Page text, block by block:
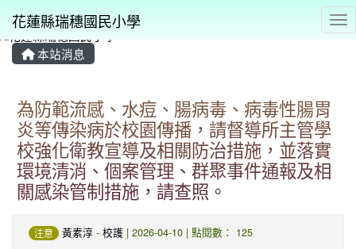
花蓮縣瑞穗國民小學
本站消息
為防範流感、水痘、腸病毒、病毒性腸胃
炎等傳染病於校園傳播，請督導所主管學
校強化衛教宣導及相關防治措施，並落實
環境清消、個案管理、群聚事件通報及相
關感染管制措施，請查照。
注意 黃素淳 - 校護 | 2026-04-10 | 點閱數： 125